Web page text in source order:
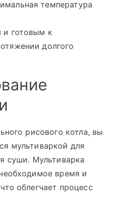
температура
и готовым к
долгого
рисового котла, вы
мультиваркой для
суши. Мультиварка
время и
облегчает процесс